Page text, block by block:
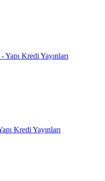
Kredi Yayınları